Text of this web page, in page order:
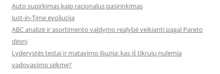
Auto supirkimas kaip racionalus pasirinkimas
Just-in-Time evoliucija
ABC analizė ir asortimento valdymo realybė veikianti pagal Pareto
dėsnį
Lyderystės testai ir matavimo iliuzija: kas iš tikrųjų nulemia
vadovavimo sėkmę?